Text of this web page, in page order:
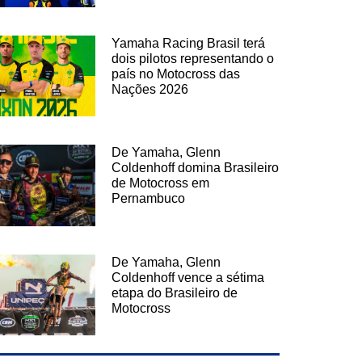
Yamaha Racing Brasil terá
dois pilotos representando o
país no Motocross das
Nações 2026
De Yamaha, Glenn
Coldenhoff domina Brasileiro
de Motocross em
Pernambuco
De Yamaha, Glenn
Coldenhoff vence a sétima
etapa do Brasileiro de
Motocross